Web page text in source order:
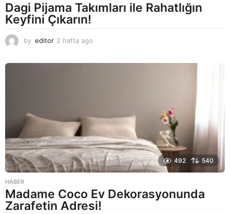
Dagi Pijama Takımları ile Rahatlığın
Keyfini Çıkarın!
by editor 2 hafta ago
492 540
HABER
Madame Coco Ev Dekorasyonunda
Zarafetin Adresi!